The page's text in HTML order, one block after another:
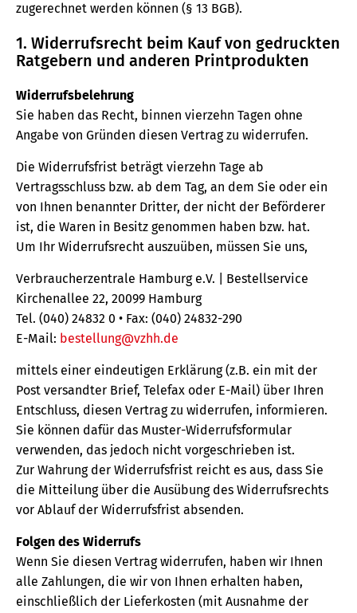
zugerechnet werden können (§ 13 BGB).
1. Widerrufsrecht beim Kauf von gedruckten
Ratgebern und anderen Printprodukten
Widerrufsbelehrung
Sie haben das Recht, binnen vierzehn Tagen ohne
Angabe von Gründen diesen Vertrag zu widerrufen.
Die Widerrufsfrist beträgt vierzehn Tage ab
Vertragsschluss bzw. ab dem Tag, an dem Sie oder ein
von Ihnen benannter Dritter, der nicht der Beförderer
ist, die Waren in Besitz genommen haben bzw. hat.
Um Ihr Widerrufsrecht auszuüben, müssen Sie uns,
Verbraucherzentrale Hamburg e.V. | Bestellservice
Kirchenallee 22, 20099 Hamburg
Tel. (040) 24832 0 • Fax: (040) 24832-290
E-Mail: bestellung@vzhh.de
mittels einer eindeutigen Erklärung (z.B. ein mit der
Post versandter Brief, Telefax oder E-Mail) über Ihren
Entschluss, diesen Vertrag zu widerrufen, informieren.
Sie können dafür das Muster-Widerrufsformular
verwenden, das jedoch nicht vorgeschrieben ist.
Zur Wahrung der Widerrufsfrist reicht es aus, dass Sie
die Mitteilung über die Ausübung des Widerrufsrechts
vor Ablauf der Widerrufsfrist absenden.
Folgen des Widerrufs
Wenn Sie diesen Vertrag widerrufen, haben wir Ihnen
alle Zahlungen, die wir von Ihnen erhalten haben,
einschließlich der Lieferkosten (mit Ausnahme der